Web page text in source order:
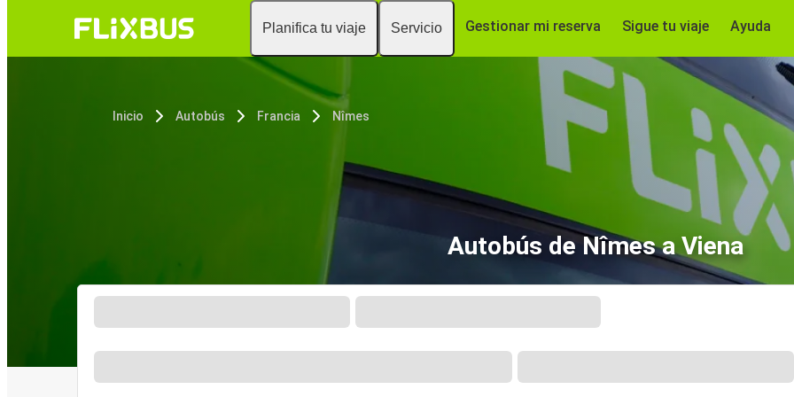
Planifica tu viaje Servicio Gestionar mi reserva Sigue tu viaje Ayuda
Inicio Autobús Francia Nîmes
Autobús de Nîmes a Viena